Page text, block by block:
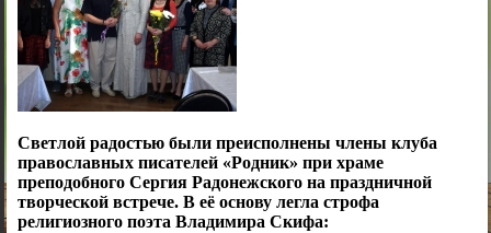
Светлой радостью были преисполнены члены клуба
православных писателей «Родник» при храме
преподобного Сергия Радонежского на праздничной
творческой встрече. В её основу легла строфа
религиозного поэта Владимира Скифа: